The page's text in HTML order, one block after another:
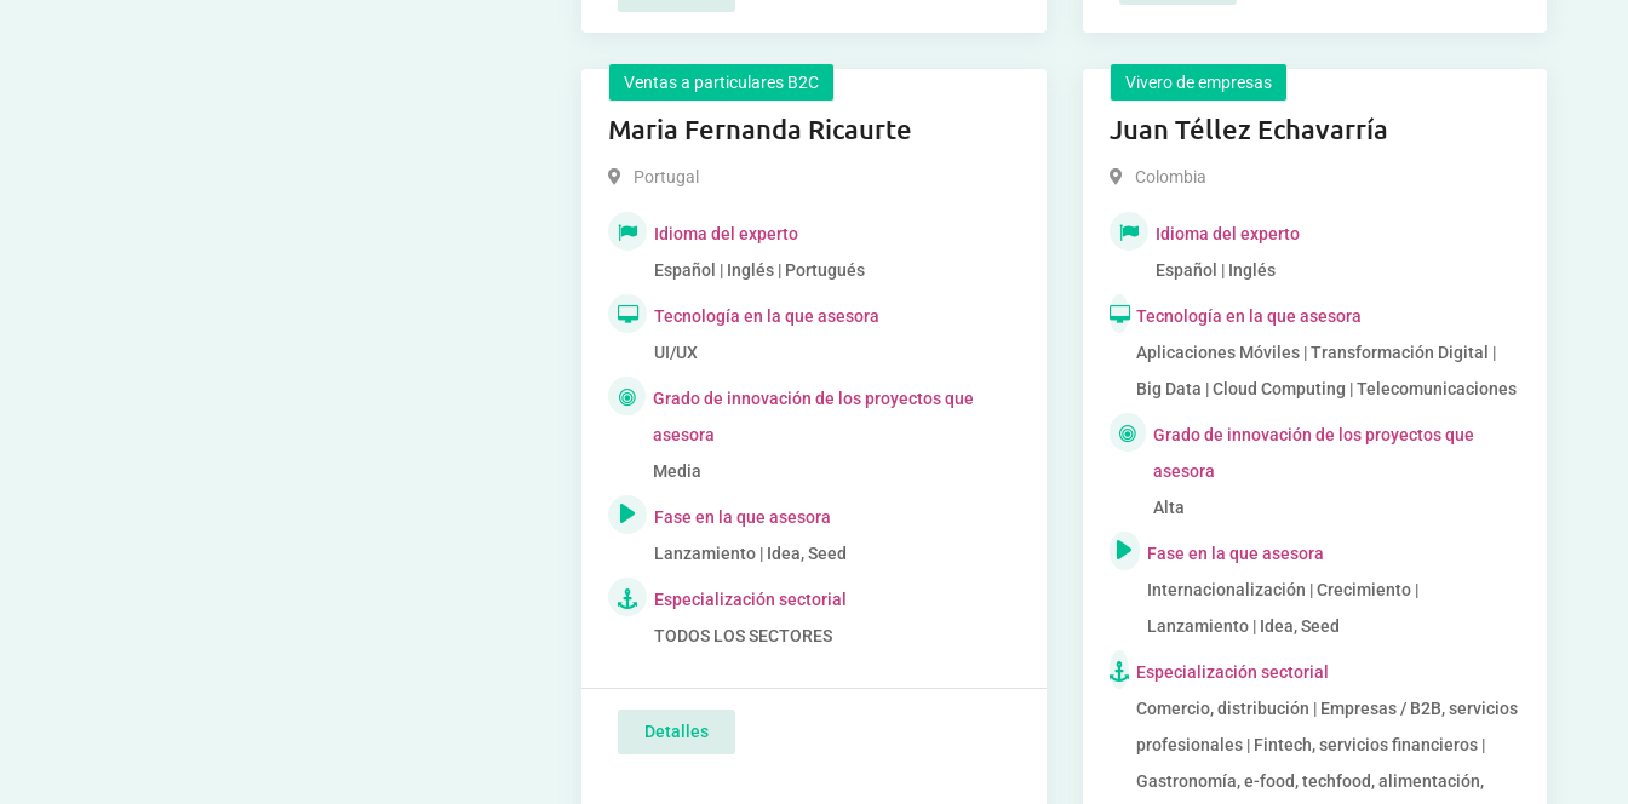
Ventas a particulares B2C
Maria Fernanda Ricaurte
Portugal
Idioma del experto
Español | Inglés | Portugués
Tecnología en la que asesora
UI/UX
Grado de innovación de los proyectos que
asesora
Media
Fase en la que asesora
Lanzamiento | Idea, Seed
Especialización sectorial
TODOS LOS SECTORES
Detalles
Vivero de empresas
Juan Téllez Echavarría
Colombia
Idioma del experto
Español | Inglés
Tecnología en la que asesora
Aplicaciones Móviles | Transformación Digital |
Big Data | Cloud Computing | Telecomunicaciones
Grado de innovación de los proyectos que
asesora
Alta
Fase en la que asesora
Internacionalización | Crecimiento |
Lanzamiento | Idea, Seed
Especialización sectorial
Comercio, distribución | Empresas / B2B, servicios
profesionales | Fintech, servicios financieros |
Gastronomía, e-food, techfood, alimentación,